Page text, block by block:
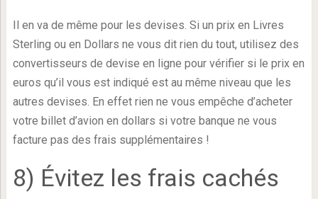
Il en va de même pour les devises. Si un prix en Livres
Sterling ou en Dollars ne vous dit rien du tout, utilisez des
convertisseurs de devise en ligne pour vérifier si le prix en
euros qu’il vous est indiqué est au même niveau que les
autres devises. En effet rien ne vous empêche d’acheter
votre billet d’avion en dollars si votre banque ne vous
facture pas des frais supplémentaires !
8) Évitez les frais cachés